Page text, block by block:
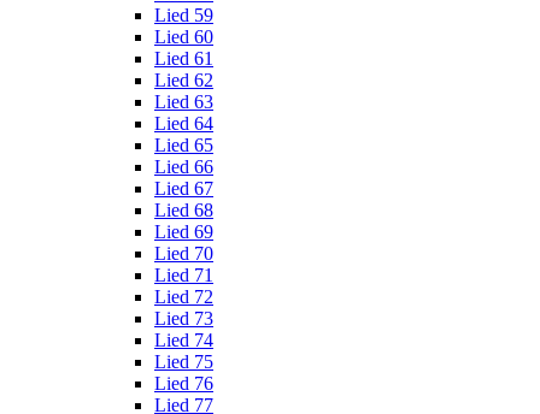
Lied 59
Lied 60
Lied 61
Lied 62
Lied 63
Lied 64
Lied 65
Lied 66
Lied 67
Lied 68
Lied 69
Lied 70
Lied 71
Lied 72
Lied 73
Lied 74
Lied 75
Lied 76
Lied 77